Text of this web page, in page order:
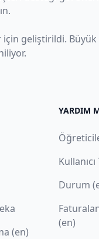
için geliştirildi.
(en)
YARDIM
Durum
(en)